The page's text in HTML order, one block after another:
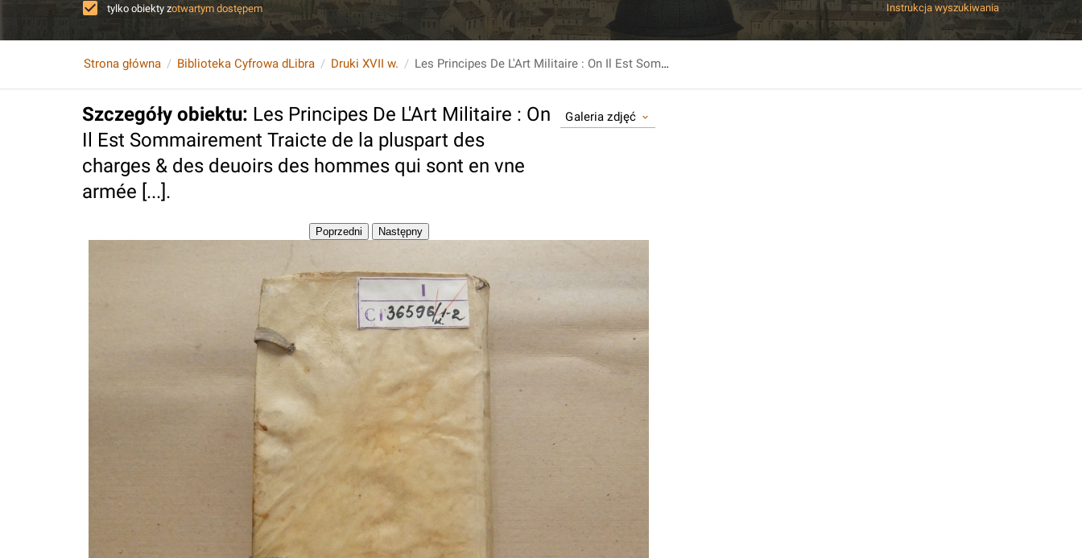
tylko obiekty zotwartym dostępem Instrukcja wyszukiwania
Strona główna Biblioteka Cyfrowa dLibra Druki XVII w. Les Principes De L'Art Militaire : On Il Est Sommairement Traicte de la pluspart des charges & des deuoirs des hommes qui sont en vne armée [...].
Szczegóły obiektu: Les Principes De L'Art Militaire : On
Il Est Sommairement Traicte de la pluspart des
charges & des deuoirs des hommes qui sont en vne
armée [...].
Galeria zdjęć